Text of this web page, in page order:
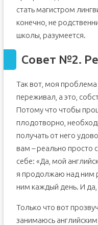
стать магистром
конечно, не
школы, разумеется.
Совет №2.
Так вот, моя проблема
переживал, а это,
Потому что чтобы
плодотворно,
получать от него
вам – реально просто
себе: «Да, мой
я продолжаю над ним
ним каждый день. И да,
Только что вот
занимаюсь